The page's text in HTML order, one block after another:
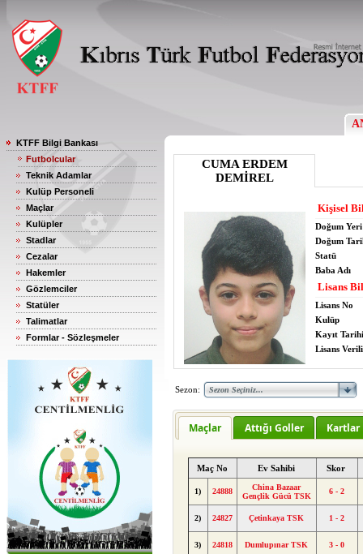
KTFF Bilgi Bankası
Futbolcular
Teknik Adamlar
Kulüp Personeli
Maçlar
Kulüpler
Stadlar
Cezalar
Hakemler
Gözlemciler
Statüler
Talimatlar
Formlar - Sözleşmeler
CUMA ERDEM
DEMİREL
Kişisel
Doğum Yeri
Doğum
Statü
Baba Adı
Lisans
Lisans No
Kulüp
Kayıt Tarihi
Lisans
Sezon:
Maçlar Attığı Goller Kartlar
Maç No Ev Sahibi Skor
1) 24888
China Bazaar
Gençlik Gücü TSK
6 - 2
2) 24827 Çetinkaya TSK 1 - 2
3) 24818 Dumlupınar TSK 3 - 0